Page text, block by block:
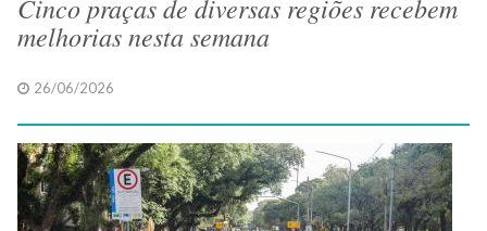
Cinco praças de diversas regiões recebem
melhorias nesta semana
26/06/2026